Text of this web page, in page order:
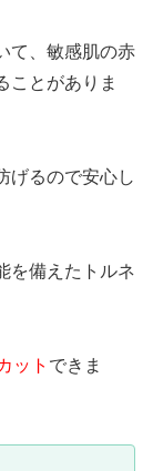
て、敏感肌の赤
ことがありま
げるので安心し
を備えたトルネ
ット できま